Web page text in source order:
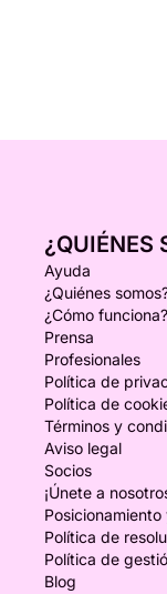
¿QUIÉNES
Ayuda
¿Quiénes
¿Cómo funciona?
Prensa
Profesionales
Política de
Política de
Términos y
Aviso legal
Socios
¡Únete a
Política de
Política de
Blog